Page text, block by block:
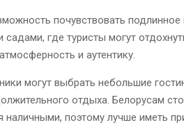
почувствовать подлинное
садами, где туристы могут
и аутентику.
могут выбрать небольшие
отдыха. Белорусам
наличными, поэтому лучше иметь